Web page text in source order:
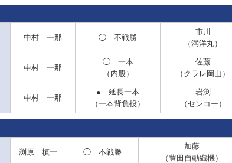
中村 一那 ◯ 不戦勝
市川
（満洋丸）
中村 一那
◯一本
（内股）
佐藤
（クラレ岡山）
中村 一那
● 延長一本
（一本背負投）
岩渕
（センコー）
渕原 槙一 ◯不戦勝
加藤
（豊田自動織機）